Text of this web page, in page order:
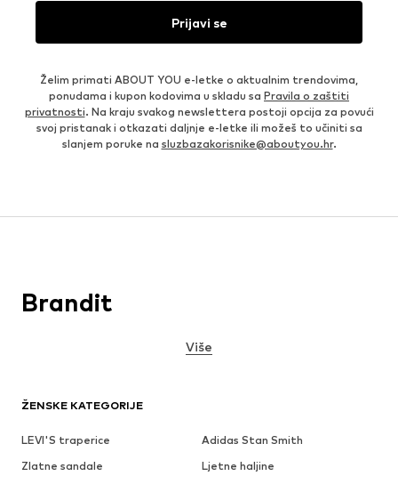
Prijavi se
Želim primati ABOUT YOU e-letke o aktualnim trendovima,
ponudama i kupon kodovima u skladu sa Pravila o zaštiti
privatnosti. Na kraju svakog newslettera postoji opcija za povući
svoj pristanak i otkazati daljnje e-letke ili možeš to učiniti sa
slanjem poruke na sluzbazakorisnike@aboutyou.hr.
ŽENSKE KATEGORIJE
LEVI'S traperice
Adidas Stan Smith
Zlatne sandale
Ljetne haljine
Brandit
Više